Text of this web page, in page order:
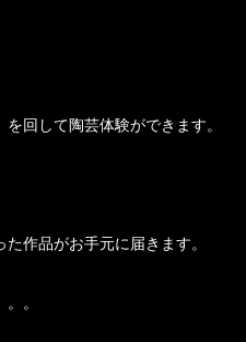
回して陶芸体験ができます。
作品がお手元に届きます。
。